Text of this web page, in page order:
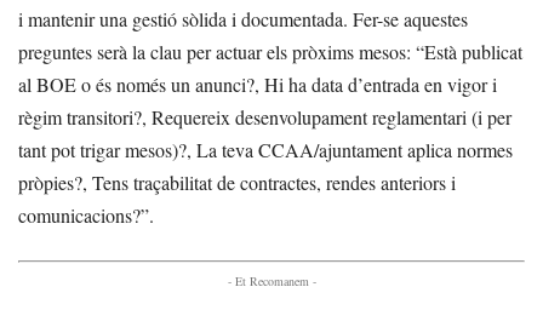
i mantenir una gestió sòlida i documentada. Fer-se aquestes
preguntes serà la clau per actuar els pròxims mesos: “Està publicat
al BOE o és només un anunci?, Hi ha data d’entrada en vigor i
règim transitori?, Requereix desenvolupament reglamentari (i per
tant pot trigar mesos)?, La teva CCAA/ajuntament aplica normes
pròpies?, Tens traçabilitat de contractes, rendes anteriors i
comunicacions?”.
- Et Recomanem -